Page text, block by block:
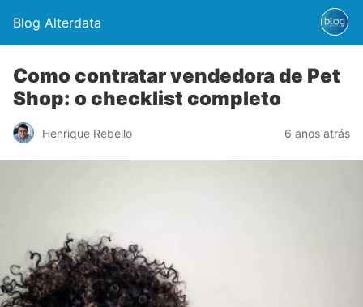
Blog Alterdata
Como contratar vendedora de Pet
Shop: o checklist completo
Henrique Rebello 6 anos atrás